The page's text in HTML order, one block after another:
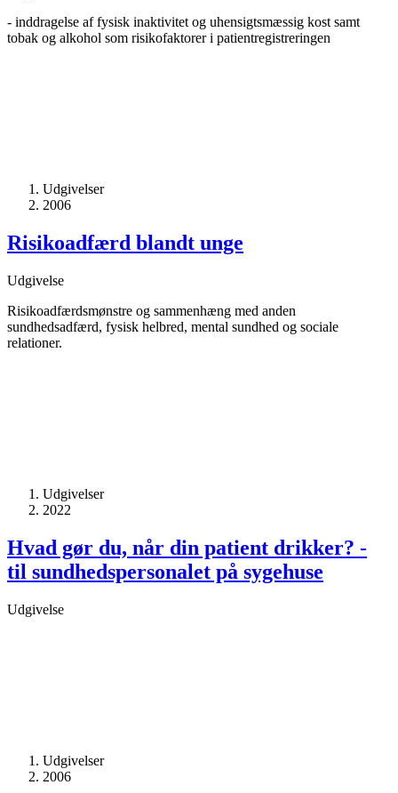
- inddragelse af fysisk inaktivitet og uhensigtsmæssig kost samt
tobak og alkohol som risikofaktorer i patientregistreringen
Udgivelser
2006
Risikoadfærd blandt unge
Udgivelse
Risikoadfærdsmønstre og sammenhæng med anden
sundhedsadfærd, fysisk helbred, mental sundhed og sociale
relationer.
Udgivelser
2022
Hvad gør du, når din patient drikker? -
til sundhedspersonalet på sygehuse
Udgivelse
Udgivelser
2006